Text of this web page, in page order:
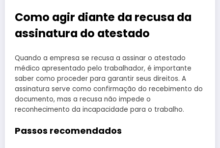
Como agir diante da recusa da
assinatura do atestado
Quando a empresa se recusa a assinar o atestado
médico apresentado pelo trabalhador, é importante
saber como proceder para garantir seus direitos. A
assinatura serve como confirmação do recebimento do
documento, mas a recusa não impede o
reconhecimento da incapacidade para o trabalho.
Passos recomendados